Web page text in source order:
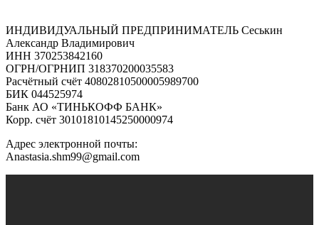
ИНДИВИДУАЛЬНЫЙ ПРЕДПРИНИМАТЕЛЬ Сеськин
Александр Владимирович
ИНН 370253842160
ОГРН/ОГРНИП 318370200035583
Расчётный счёт 40802810500005989700
БИК 044525974
Банк АО «ТИНЬКОФФ БАНК»
Корр. счёт 30101810145250000974
Адрес электронной почты:
Anastasia.shm99@gmail.com